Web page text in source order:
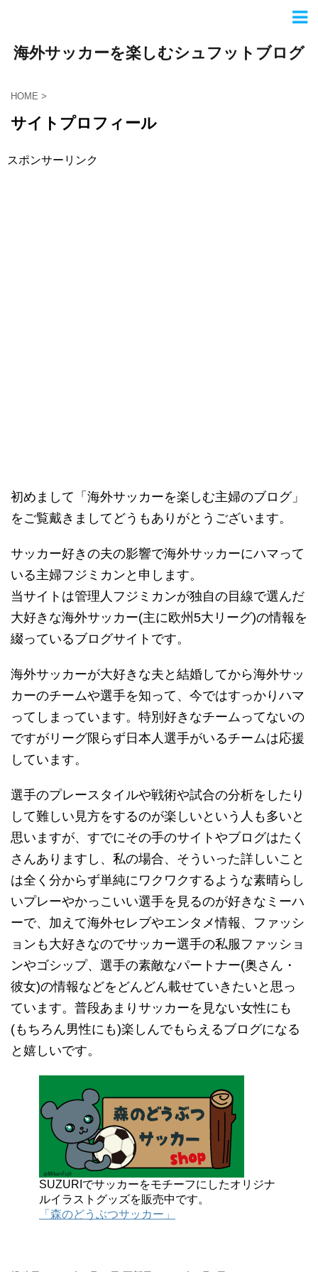
海外サッカーを楽しむシュフットブログ
HOME >
サイトプロフィール
スポンサーリンク
初めまして「海外サッカーを楽しむ主婦のブログ」
をご覧戴きましてどうもありがとうございます。
サッカー好きの夫の影響で海外サッカーにハマって
いる主婦フジミカンと申します。
当サイトは管理人フジミカンが独自の目線で選んだ
大好きな海外サッカー(主に欧州5大リーグ)の情報を
綴っているブログサイトです。
海外サッカーが大好きな夫と結婚してから海外サッ
カーのチームや選手を知って、今ではすっかりハマ
ってしまっています。特別好きなチームってないの
ですがリーグ限らず日本人選手がいるチームは応援
しています。
選手のプレースタイルや戦術や試合の分析をしたり
して難しい見方をするのが楽しいという人も多いと
思いますが、すでにその手のサイトやブログはたく
さんありますし、私の場合、そういった詳しいこと
は全く分からず単純にワクワクするような素晴らし
いプレーやかっこいい選手を見るのが好きなミーハ
ーで、加えて海外セレブやエンタメ情報、ファッシ
ョンも大好きなのでサッカー選手の私服ファッショ
ンやゴシップ、選手の素敵なパートナー(奥さん・
彼女)の情報などをどんどん載せていきたいと思っ
ています。普段あまりサッカーを見ない女性にも
(もちろん男性にも)楽しんでもらえるブログになる
と嬉しいです。
SUZURIでサッカーをモチーフにしたオリジナ
ルイラストグッズを販売中です。
「森のどうぶつサッカー」